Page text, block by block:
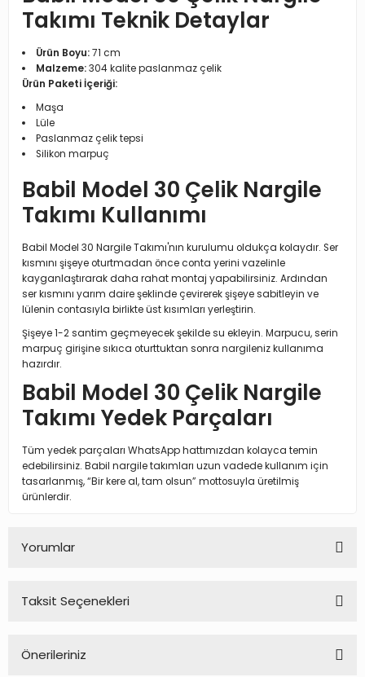
Takımı Teknik Detaylar
Ürün Boyu:71 cm
Malzeme:304 kalite paslanmaz çelik
Ürün Paketi İçeriği:
Maşa
Lüle
Paslanmaz çelik tepsi
Silikon marpuç
Babil Model 30 Çelik Nargile
Takımı Kullanımı
Babil Model 30 Nargile Takımı'nın kurulumu oldukça kolaydır. Ser
kısmını şişeye oturtmadan önce conta yerini vazelinle
kayganlaştırarak daha rahat montaj yapabilirsiniz. Ardından
ser kısmını yarım daire şeklinde çevirerek şişeye sabitleyin ve
lülenin contasıyla birlikte üst kısımları yerleştirin.
Şişeye 1-2 santim geçmeyecek şekilde su ekleyin. Marpucu, serin
marpuç girişine sıkıca oturttuktan sonra nargileniz kullanıma
hazırdır.
Babil Model 30 Çelik Nargile
Takımı Yedek Parçaları
Tüm yedek parçaları WhatsApp hattımızdan kolayca temin
edebilirsiniz. Babil nargile takımları uzun vadede kullanım için
tasarlanmış, “Bir kere al, tam olsun” mottosuyla üretilmiş
ürünlerdir.
Yorumlar
Taksit Seçenekleri
Önerileriniz